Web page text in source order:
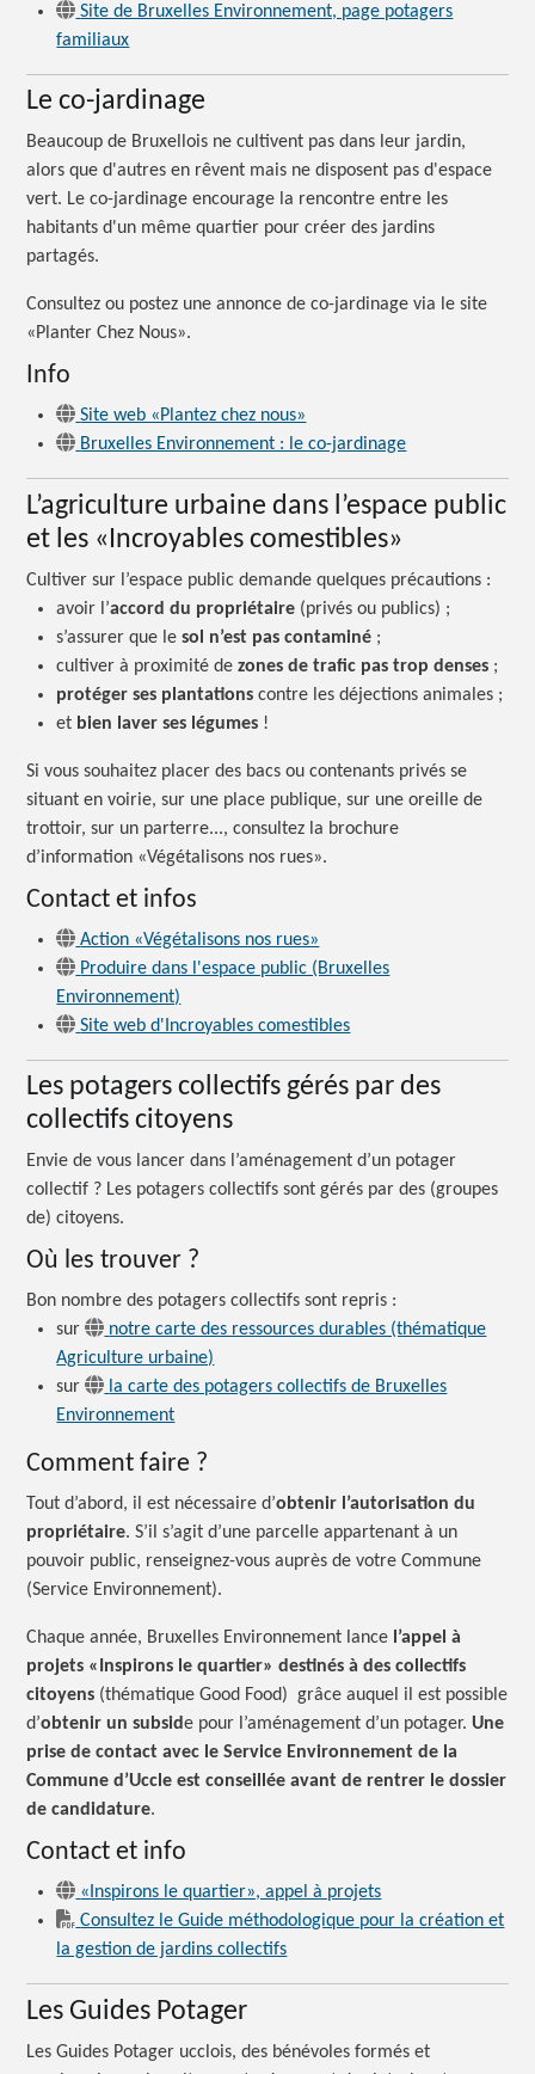
Site de Bruxelles Environnement, page potagers
familiaux
Le co-jardinage
Beaucoup de Bruxellois ne cultivent pas dans leur jardin,
alors que d'autres en rêvent mais ne disposent pas d'espace
vert. Le co-jardinage encourage la rencontre entre les
habitants d'un même quartier pour créer des jardins
partagés.
Consultez ou postez une annonce de co-jardinage via le site
«Planter Chez Nous».
Info
Site web «Plantez chez nous»
Bruxelles Environnement : le co-jardinage
L’agriculture urbaine dans l’espace public
et les «Incroyables comestibles»
Cultiver sur l’espace public demande quelques précautions :
avoir l’accord du propriétaire (privés ou publics) ;
s’assurer que lesol n’est pas contaminé ;
cultiver à proximité dezones de trafic pas trop denses ;
protéger ses plantations contre les déjections animales ;
et bien laver ses légumes !
Si vous souhaitez placer des bacs ou contenants privés se
situant en voirie, sur une place publique, sur une oreille de
trottoir, sur un parterre..., consultez la brochure
d’information «Végétalisons nos rues».
Contact et infos
Action «Végétalisons nos rues»
Produire dans l'espace public (Bruxelles
Environnement)
Site web d'Incroyables comestibles
Les potagers collectifs gérés par des
collectifs citoyens
Envie de vous lancer dans l’aménagement d’un potager
collectif ? Les potagers collectifs sont gérés par des (groupes
de) citoyens.
Où les trouver ?
Bon nombre des potagers collectifs sont repris :
sur
notre carte des ressources durables (thématique
Agriculture urbaine)
sur
la carte des potagers collectifs de Bruxelles
Environnement
Comment faire ?
Tout d’abord, il est nécessaire d’obtenir l’autorisation du
propriétaire. S’il s’agit d’une parcelle appartenant à un
pouvoir public, renseignez-vous auprès de votre Commune
(Service Environnement).
Chaque année, Bruxelles Environnement lance l’appel à
projets «Inspirons le quartier» destinés à des collectifs
citoyens (thématique Good Food) grâce auquel il est possible
d’obtenir un subside pour l’aménagement d’un potager.Une
prise de contact avec le Service Environnement de la
Commune d’Uccle est conseillée avant de rentrer le dossier
de candidature.
Contact et info
«Inspirons le quartier», appel à projets
Consultez le Guide méthodologique pour la création et
la gestion de jardins collectifs
Les Guides Potager
Les Guides Potager ucclois, des bénévoles formés et